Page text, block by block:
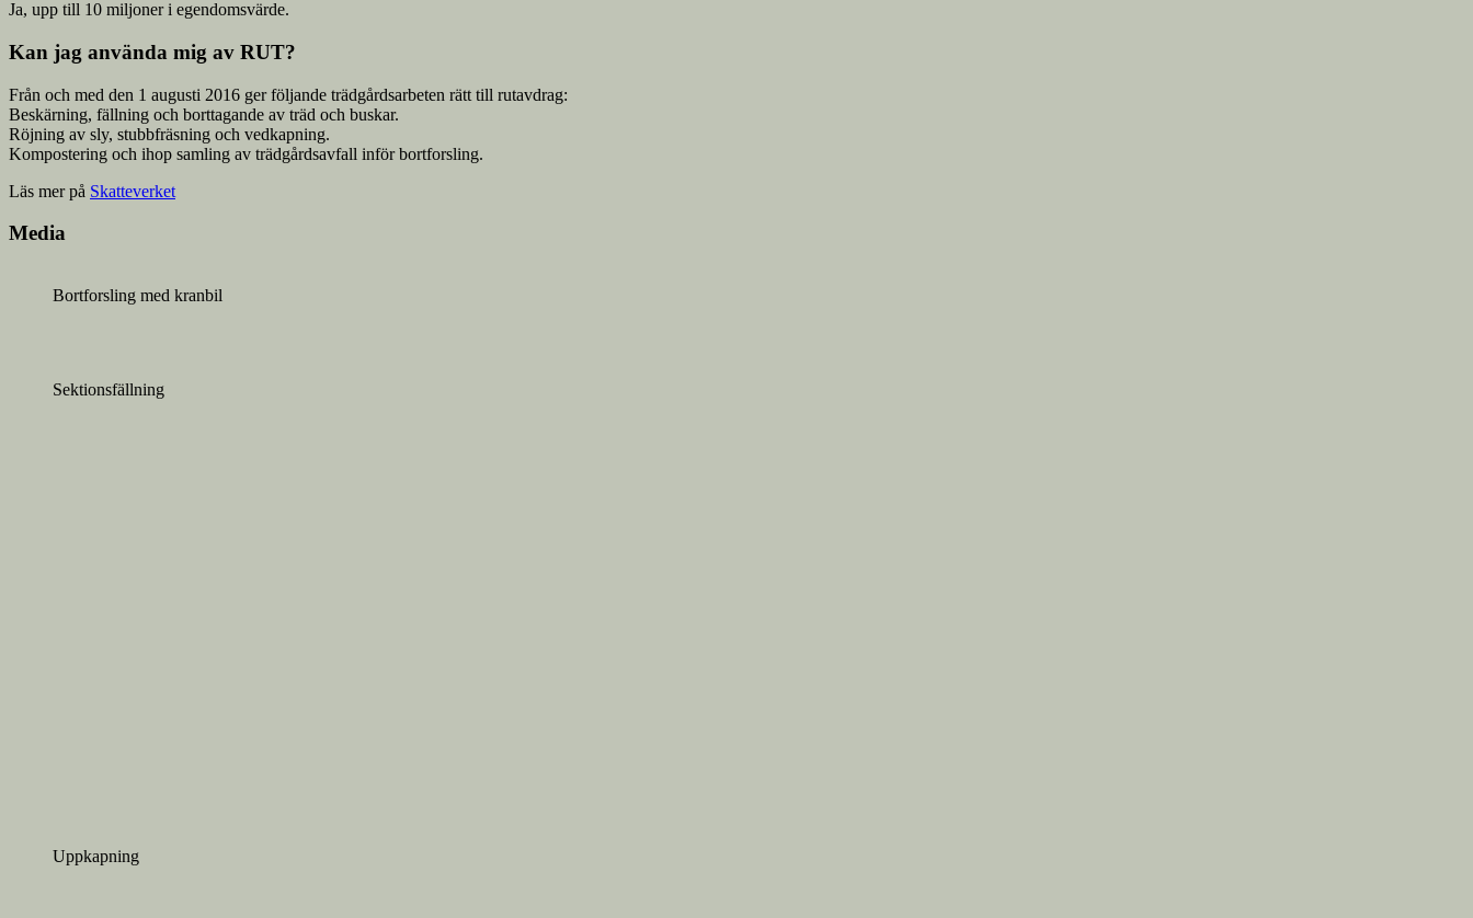
Ja, upp till 10 miljoner i egendomsvärde.
Kan jag använda mig av RUT?
Från och med den 1 augusti 2016 ger följande trädgårdsarbeten rätt till rutavdrag:
Beskärning, fällning och borttagande av träd och buskar.
Röjning av sly, stubbfräsning och vedkapning.
Kompostering och ihop samling av trädgårdsavfall inför bortforsling.
Läs mer på Skatteverket
Media
Bortforsling med kranbil
Sektionsfällning
Uppkapning